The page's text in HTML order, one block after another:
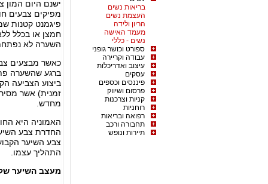
בריאות נשים
העצמת נשים
הריון ולידה
מעמד האישה
נשים - כללי
ספורט וכושר גופני
עבודה וקריירה
עיצוב ואדריכלות
עסקים
פיננסים וכספים
פרסום ושיווק
קניות וצרכנות
רוחניות
רפואה ובריאות
תחבורה ורכב
תיירות ונופש
ישנם היום המון
מפיקים צבעים
פיגמנט קטנות
חמצן או בכלל
השערה לא
כאשר מבצעים
ברגע שהשערה
ביצוע הצביעה
זמנית) אשר
מחדש.
האמוניה היא
החדרת צבע
צבע השיער
התהליך עצמו.
מעצב השיער